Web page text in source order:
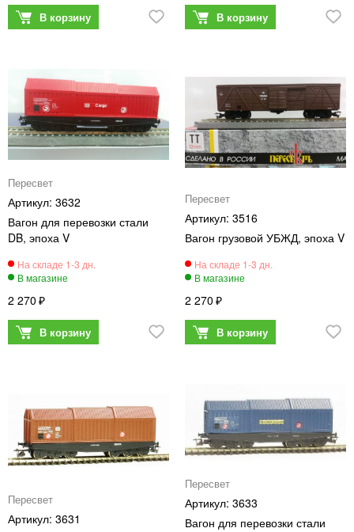
Пересвет
3632
Вагон для перевозки стали
DB, эпоха V
2 270
Пересвет
3516
Вагон грузовой УБЖД, эпоха V
2 270
Пересвет
3631
Пересвет
3633
Вагон для перевозки стали